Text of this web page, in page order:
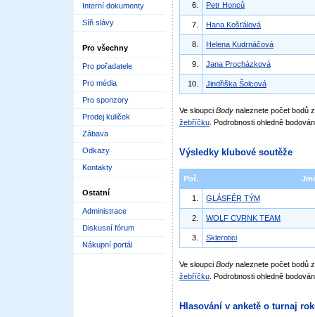
Interní dokumenty
Síň slávy
Pro všechny
Pro pořadatele
Pro média
Pro sponzory
Prodej kuliček
Zábava
Odkazy
Kontakty
Ostatní
Administrace
Diskusní fórum
Nákupní portál
6. Petr Honců
7. Hana Košťálová
8. Helena Kudrnáčová
9. Jana Procházková
10. Jindřiška Šolcová
Ve sloupci Body naleznete počet bodů
žebříčku . Podrobnosti ohledně
Výsledky klubové soutěže
Poř.
1. GLÁSFÉR TÝM
2. WOLF CVRNK TEAM
3. Sklerotici
Ve sloupci Body naleznete počet bodů
žebříčku . Podrobnosti ohledně
Hlasování v anketě o turnaj